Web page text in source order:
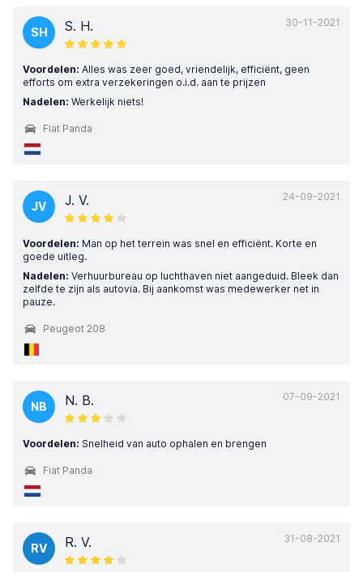
30-11-2021
SH S. H.
Voordelen: Alles was zeer goed, vriendelijk, efficiënt, geen
efforts om extra verzekeringen o.i.d. aan te prijzen
Nadelen: Werkelijk niets!
Fiat Panda
24-09-2021
JV J. V.
Voordelen: Man op het terrein was snel en efficiënt. Korte en
goede uitleg.
Nadelen: Verhuurbureau op luchthaven niet aangeduid. Bleek dan
zelfde te zijn als autovia. Bij aankomst was medewerker net in
pauze.
Peugeot 208
07-09-2021
NB N. B.
Voordelen: Snelheid van auto ophalen en brengen
Fiat Panda
31-08-2021
RV R. V.